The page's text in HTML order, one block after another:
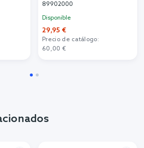
89902000
Disponible
29,95 €
Precio de catálogo:
60,00 €